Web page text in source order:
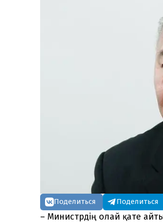
Поделиться Поделиться
– Министрдің олай қате